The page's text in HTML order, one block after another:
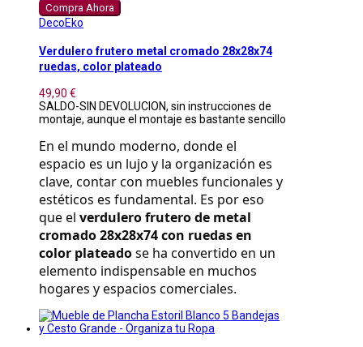
Compra Ahora
DecoEko
Verdulero frutero metal cromado 28x28x74
ruedas, color plateado
49,90 €
SALDO-SIN DEVOLUCION, sin instrucciones de
montaje, aunque el montaje es bastante sencillo
En el mundo moderno, donde el
espacio es un lujo y la organización es
clave, contar con muebles funcionales y
estéticos es fundamental. Es por eso
que el verdulero frutero de metal
cromado 28x28x74 con ruedas en
color plateado se ha convertido en un
elemento indispensable en muchos
hogares y espacios comerciales.